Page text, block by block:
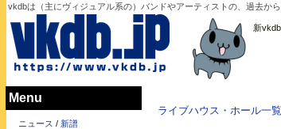
vkdbは（主にヴィジュアル系の）バンドやアーティストの、過去か
新
ライブハウス・ホール一覧
Menu
ニュース / 新譜